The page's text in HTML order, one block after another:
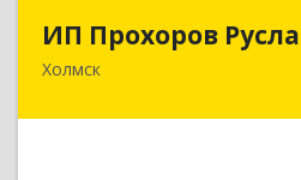
ИП Прохоров
Холмск
694620, Сахалинская обл,